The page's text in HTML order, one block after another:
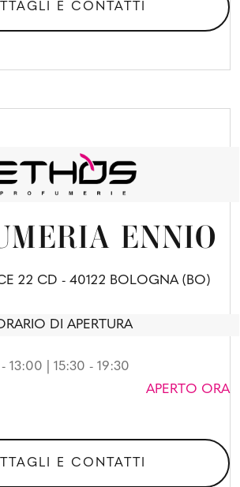
E CONTATTI
ENNIO
22 CD - 40122 BOLOGNA (BO)
DI APERTURA
13:00 | 15:30 - 19:30
APERTO ORA
E CONTATTI